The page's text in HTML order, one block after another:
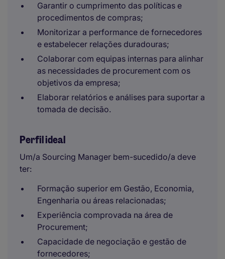
Garantir o cumprimento das políticas e
procedimentos de compras;
Monitorizar a performance de fornecedores
e estabelecer relações duradouras;
Colaborar com equipas internas para alinhar
as necessidades de procurement com os
objetivos da empresa;
Elaborar relatórios e análises para suportar a
tomada de decisão.
Perfil ideal
Um/a Sourcing Manager bem-sucedido/a deve
ter:
Formação superior em Gestão, Economia,
Engenharia ou áreas relacionadas;
Experiência comprovada na área de
Procurement;
Capacidade de negociação e gestão de
fornecedores;